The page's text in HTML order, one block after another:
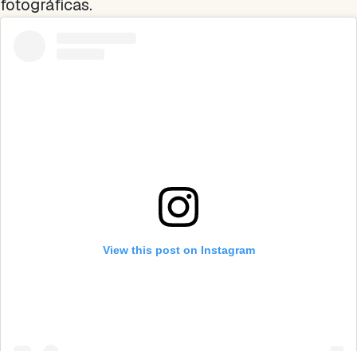
fotográficas.
View this post on Instagram